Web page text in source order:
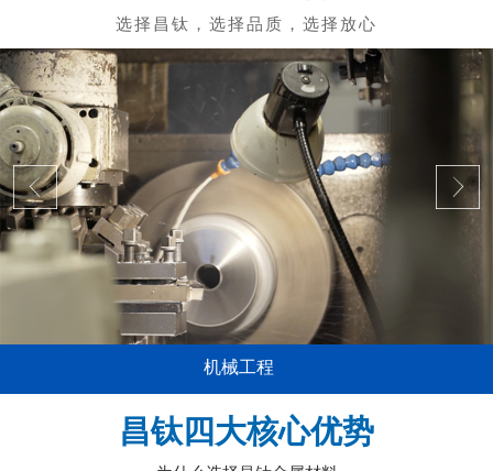
机械工程
昌钛四大核心优势